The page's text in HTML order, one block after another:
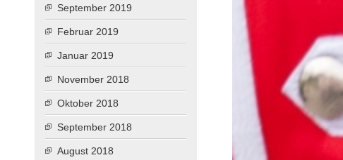
September 2019
Februar 2019
Januar 2019
November 2018
Oktober 2018
September 2018
August 2018